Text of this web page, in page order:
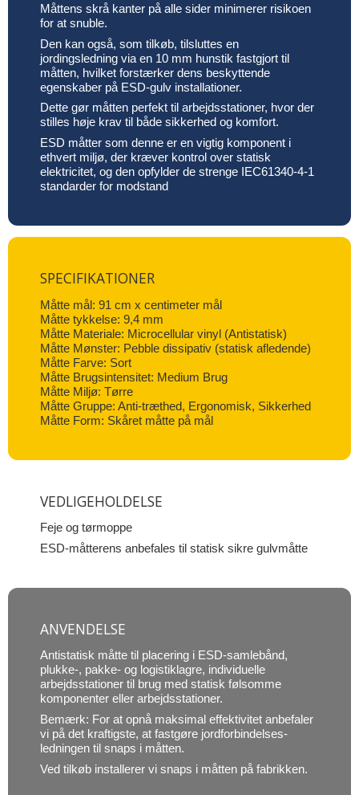
Måttens skrå kanter på alle sider minimerer risikoen
for at snuble.
Den kan også, som tilkøb, tilsluttes en
jordingsledning via en 10 mm hunstik fastgjort til
måtten, hvilket forstærker dens beskyttende
egenskaber på ESD-gulv installationer.
Dette gør måtten perfekt til arbejdsstationer, hvor der
stilles høje krav til både sikkerhed og komfort.
ESD måtter som denne er en vigtig komponent i
ethvert miljø, der kræver kontrol over statisk
elektricitet, og den opfylder de strenge IEC61340-4-1
standarder for modstand
SPECIFIKATIONER
Måtte mål: 91 cm x centimeter mål
Måtte tykkelse: 9,4 mm
Måtte Materiale: Microcellular vinyl (Antistatisk)
Måtte Mønster: Pebble dissipativ (statisk afledende)
Måtte Farve: Sort
Måtte Brugsintensitet: Medium Brug
Måtte Miljø: Tørre
Måtte Gruppe: Anti-træthed, Ergonomisk, Sikkerhed
Måtte Form: Skåret måtte på mål
VEDLIGEHOLDELSE
Feje og tørmoppe
ESD-måtterens anbefales til statisk sikre gulvmåtte
ANVENDELSE
Antistatisk måtte til placering i ESD-samlebånd,
plukke-, pakke- og logistiklagre, individuelle
arbejdsstationer til brug med statisk følsomme
komponenter eller arbejdsstationer.
Bemærk: For at opnå maksimal effektivitet anbefaler
vi på det kraftigste, at fastgøre jordforbindelses-
ledningen til snaps i måtten.
Ved tilkøb installerer vi snaps i måtten på fabrikken.